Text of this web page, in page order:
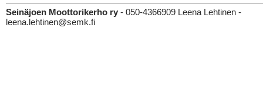
Seinäjoen Moottorikerho ry - 050-4366909 Leena Lehtinen -
leena.lehtinen@semk.fi